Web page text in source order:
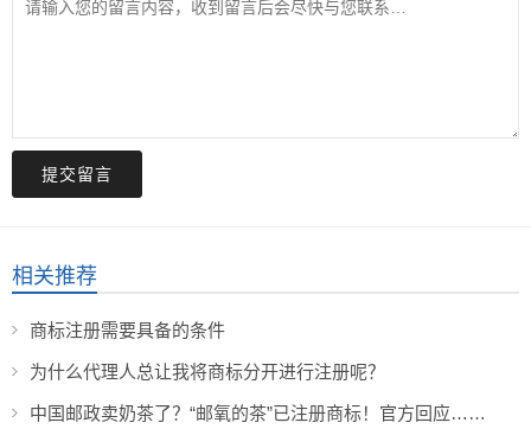
提交留言
相关推荐
商标注册需要具备的条件
为什么代理人总让我将商标分开进行注册呢？
中国邮政卖奶茶了？“邮氧的茶”已注册商标！官方回应……